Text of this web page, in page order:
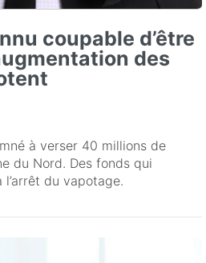
coupable d’être
des
à verser 40 millions de
du Nord. Des fonds qui
l’arrêt du vapotage.